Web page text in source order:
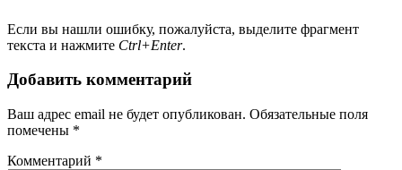
Если вы нашли ошибку, пожалуйста, выделите фрагмент
текста и нажмите Ctrl+Enter.
Добавить комментарий
Ваш адрес email не будет опубликован. Обязательные поля
помечены *
Комментарий *